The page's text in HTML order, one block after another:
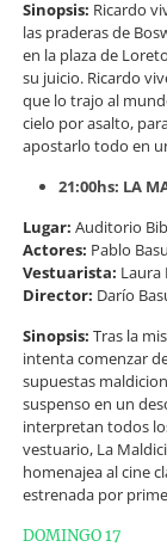
Sinopsis: Ricardo
las praderas de
en la plaza de
su juicio. Ricardo
que lo trajo al
cielo por asalto,
apostarlo todo en
21:00hs: LA
Lugar: Auditorio
Actores: Pablo
Vestuarista: Laura
Director: Darío
Sinopsis: Tras la
intenta comenzar
supuestas
suspenso en un
interpretan todos
vestuario, La
homenajea al cine
estrenada por
DOMINGO 17